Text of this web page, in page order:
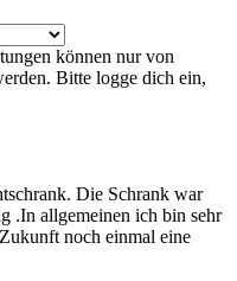
können nur von
Bitte logge dich ein,
Die Schrank war
.In allgemeinen ich bin sehr
noch einmal eine